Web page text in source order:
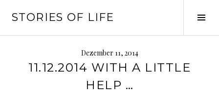
zumSTORIES OF LIFE
Dezember 11, 2014
11.12.2014 WITH A LITTLE
HELP …